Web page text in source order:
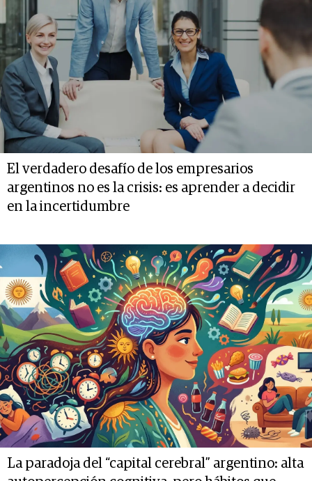
El verdadero desafío de los empresarios
argentinos no es la crisis: es aprender a decidir
en la incertidumbre
La paradoja del “capital cerebral” argentino: alta